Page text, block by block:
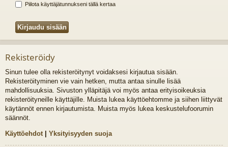
Piilota käyttäjätunnukseni tällä kertaa
Rekisteröidy
Sinun tulee olla rekisteröitynyt voidaksesi kirjautua sisään.
Rekisteröityminen vie vain hetken, mutta antaa sinulle lisää
mahdollisuuksia. Sivuston ylläpitäjä voi myös antaa erityisoikeuksia
rekisteröityneille käyttäjille. Muista lukea käyttöehtomme ja siihen liittyvät
käytännöt ennen kirjautumista. Muista myös lukea keskustelufoorumin
säännöt.
Käyttöehdot | Yksityisyyden suoja